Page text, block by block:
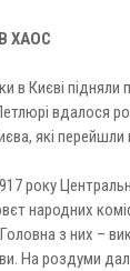
ХАОС
в Києві підняли
вдалося
які перейшли
року
народних
з них –
На роздуми